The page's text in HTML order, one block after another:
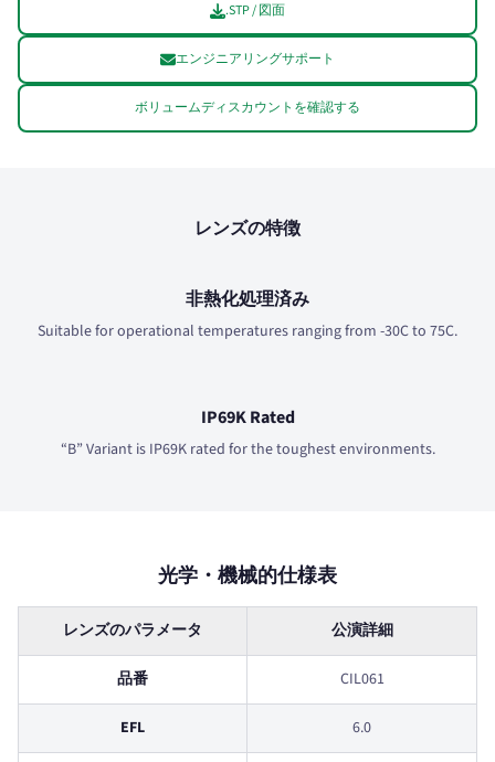
.STP / 図面
エンジニアリングサポート
ボリュームディスカウントを確認する
レンズの特徴
非熱化処理済み
Suitable for operational temperatures ranging from -30C to 75C.
IP69K Rated
“B” Variant is IP69K rated for the toughest environments.
光学・機械的仕様表
レンズのパラメータ 公演詳細
品番 CIL061
EFL 6.0